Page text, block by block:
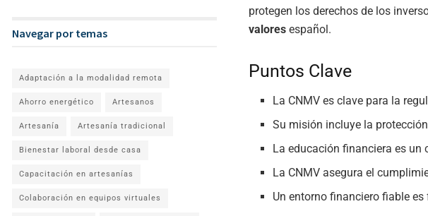
protegen los derechos de los
valores español.
Puntos Clave
La CNMV es clave para la
Su misión incluye la
La educación financiera es un
La CNMV asegura el
Un entorno financiero fiable
Navegar por temas
Adaptación a la modalidad remota
Ahorro energético Artesanos
Artesanía Artesanía tradicional
Bienestar laboral desde casa
Capacitación en artesanías
Colaboración en equipos virtuales